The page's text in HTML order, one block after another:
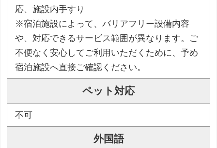
応、施設内手すり
※宿泊施設によって、バリアフリー設備内容
や、対応できるサービス範囲が異なります。ご
不便なく安心してご利用いただくために、予め
宿泊施設へ直接ご確認ください。
ペット対応
不可
外国語